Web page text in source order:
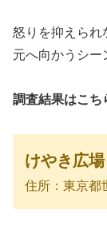
怒りを抑えられ
元へ向かうシー
調査結果はこち
けやき広場
住所：東京都